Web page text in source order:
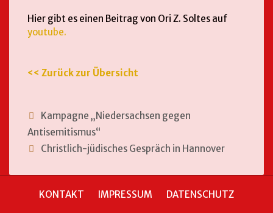
Hier gibt es einen Beitrag von Ori Z. Soltes auf
youtube.
<< Zurück zur Übersicht
Kampagne „Niedersachsen gegen
Antisemitismus“
Christlich-jüdisches Gespräch in Hannover
KONTAKT IMPRESSUM DATENSCHUTZ